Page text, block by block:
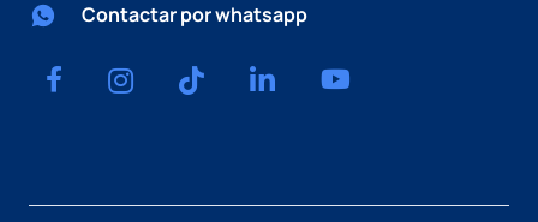
Contactar por whatsapp